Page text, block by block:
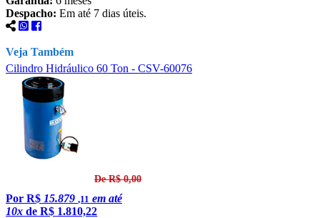
Despacho: Em até 7 dias úteis.
Veja Também
Cilindro Hidráulico 60 Ton - CSV-60076
De R$ 0,00
Por R$ 15.879 ,11 em até
10x de R$ 1.810,22